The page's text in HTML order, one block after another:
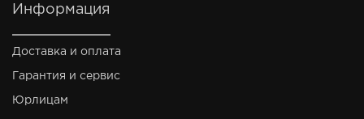
Информация
Доставка и оплата
Гарантия и сервис
Юрлицам